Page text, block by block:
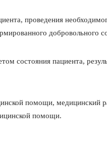
проведения
добровольного
состояния пациента,
помощи, медицинский
помощи.